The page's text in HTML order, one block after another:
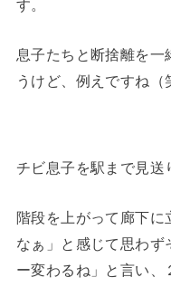
す。
息子たちと断捨離を一
うけど、例えですね（
チビ息子を駅まで見送
階段を上がって廊下に
なぁ」と感じて思わ
ー変わるね」と言い